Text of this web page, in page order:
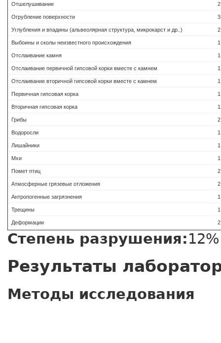
Отшелушивание
2
Огрубление поверхности 3
Углубления и впадины (альвеолярная структура, микрокарст и др..) 2
Выбоины и сколы неизвестного происхождения 1
Отслаивание камня 1
Отслаивание первичной гипсовой корки вместе с камнем 1
Отслаивание вторичной гипсовой корки вместе с камнем 1
Первичная гипсовая корка 1
Вторичная гипсовая корка 1
Грибы 2
Водоросли 1
Лишайники 1
Мхи 1
Помет птиц 2
Атмосферные грязевые отложения 2
Антропогенные загрязнения 1
Трещины 1
Деформации 2
Степень разрушения:12%
Результаты
Методы исследования